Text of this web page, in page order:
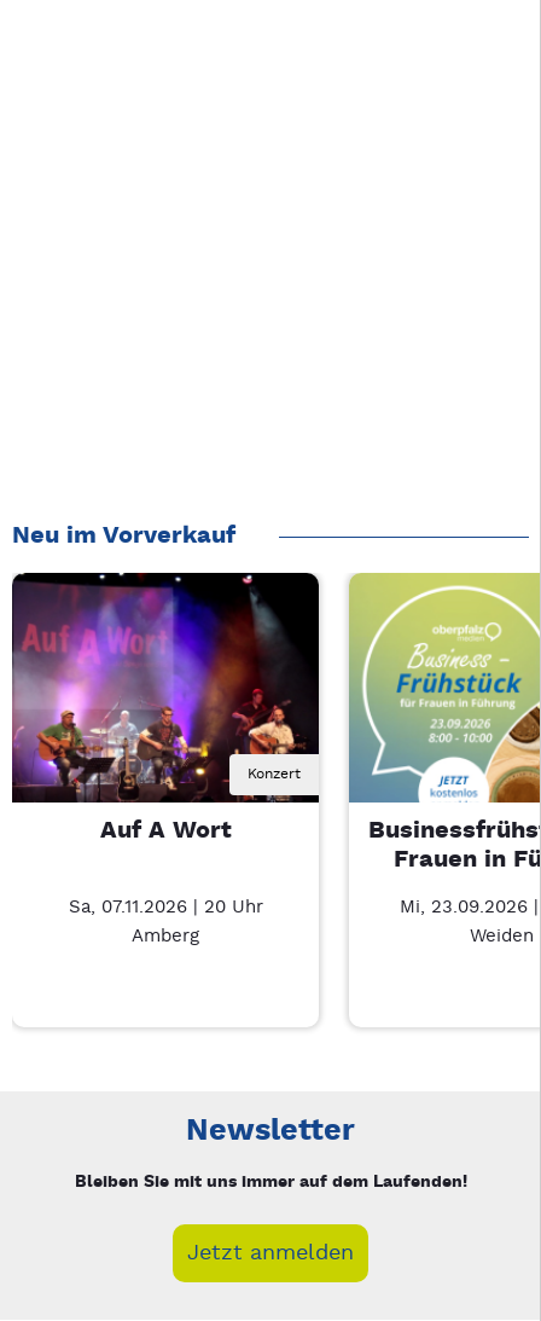
Neu im Vorverkauf
Konzert
Auf A Wort
Sa, 07.11.2026 | 20 Uhr
Amberg
Frauen in
Mi, 23.09.2026
Weiden
Newsletter
Bleiben Sie mit uns immer auf dem Laufenden!
Jetzt anmelden